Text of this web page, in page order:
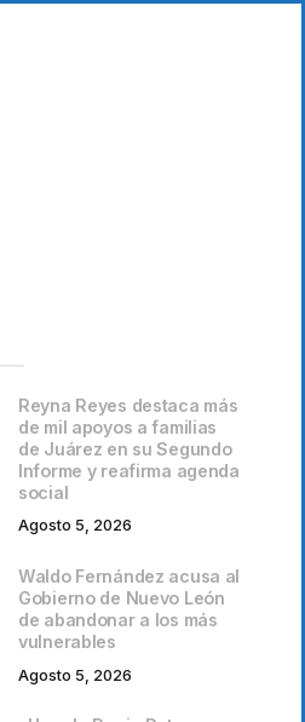
Reyna Reyes destaca más
de mil apoyos a familias
de Juárez en su Segundo
Informe y reafirma agenda
social
Agosto 5, 2026
Waldo Fernández acusa al
Gobierno de Nuevo León
de abandonar a los más
vulnerables
Agosto 5, 2026